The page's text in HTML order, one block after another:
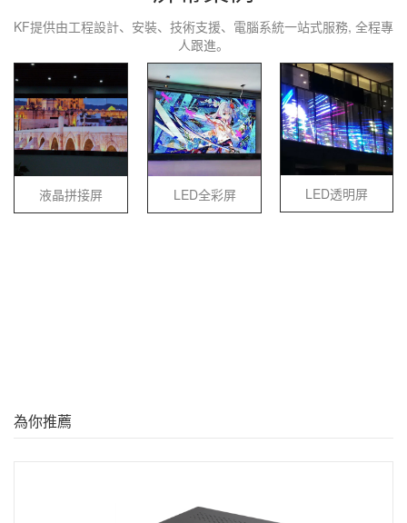
KF提供由工程設計、安裝、技術支援、電腦系統一站式服務, 全程專
人跟進。
液晶拼接屏 LED全彩屏 LED透明屏
為你推薦